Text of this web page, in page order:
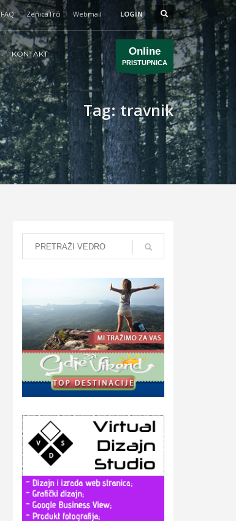
FAQ ZenicaTrči Webmail LOGIN
KONTAKT Online
PRISTUPNICA
Tag: travnik